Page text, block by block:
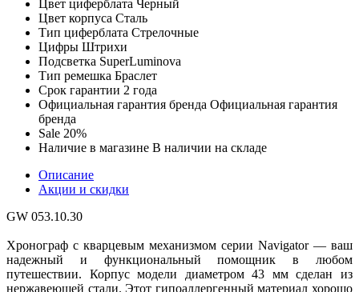
Цвет циферблата Черный
Цвет корпуса Сталь
Тип циферблата Стрелочные
Цифры Штрихи
Подсветка SuperLuminova
Тип ремешка Браслет
Срок гарантии 2 года
Официальная гарантия бренда Официальная гарантия
бренда
Sale 20%
Наличие в магазине В наличии на складе
Описание
Акции и скидки
GW 053.10.30
Хронограф с кварцевым механизмом серии Navigator — ваш
надежный и функциональный помощник в любом
путешествии. Корпус модели диаметром 43 мм сделан из
нержавеющей стали. Этот гипоаллергенный материал хорошо